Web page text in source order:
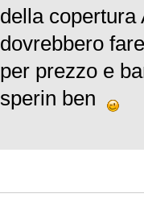
della copertura
dovrebbero
per prezzo e
sperin ben